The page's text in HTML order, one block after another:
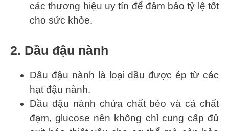
các thương hiệu uy tín để đảm bảo tỷ lệ tốt
cho sức khỏe.
2. Dầu đậu nành
Dầu đậu nành là loại dầu được ép từ các
hạt đậu nành.
Dầu đậu nành chứa chất béo và cả chất
đạm, glucose nên không chỉ cung cấp đủ